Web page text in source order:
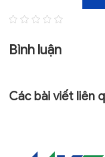
Bình luận
Các bài viết liên